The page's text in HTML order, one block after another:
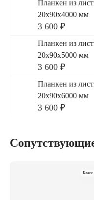
Планкен из
20x90x4000 мм
3 600 ₽
Планкен из
20x90x5000 мм
3 600 ₽
Планкен из
20x90x6000 мм
3 600 ₽
Класс